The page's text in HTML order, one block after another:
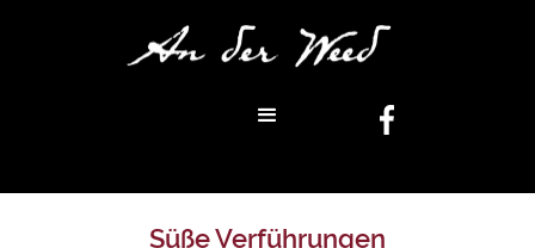
Süße Verführungen